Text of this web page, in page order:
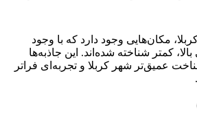
مکان‌هایی وجود دارد که با وجود
کمتر شناخته شده‌اند. این جاذبه‌ها
عمیق‌تر شهر کربلا و تجربه‌ای فراتر